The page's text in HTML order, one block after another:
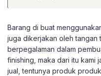
Barang di buat
juga dikerjakan oleh tangan
berpegalaman dalam
finishing, maka dari itu kami
jual, tentunya produk